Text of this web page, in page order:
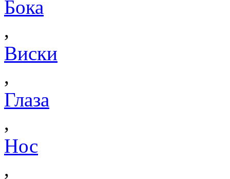
Бока
,
Виски
,
Глаза
,
Нос
,